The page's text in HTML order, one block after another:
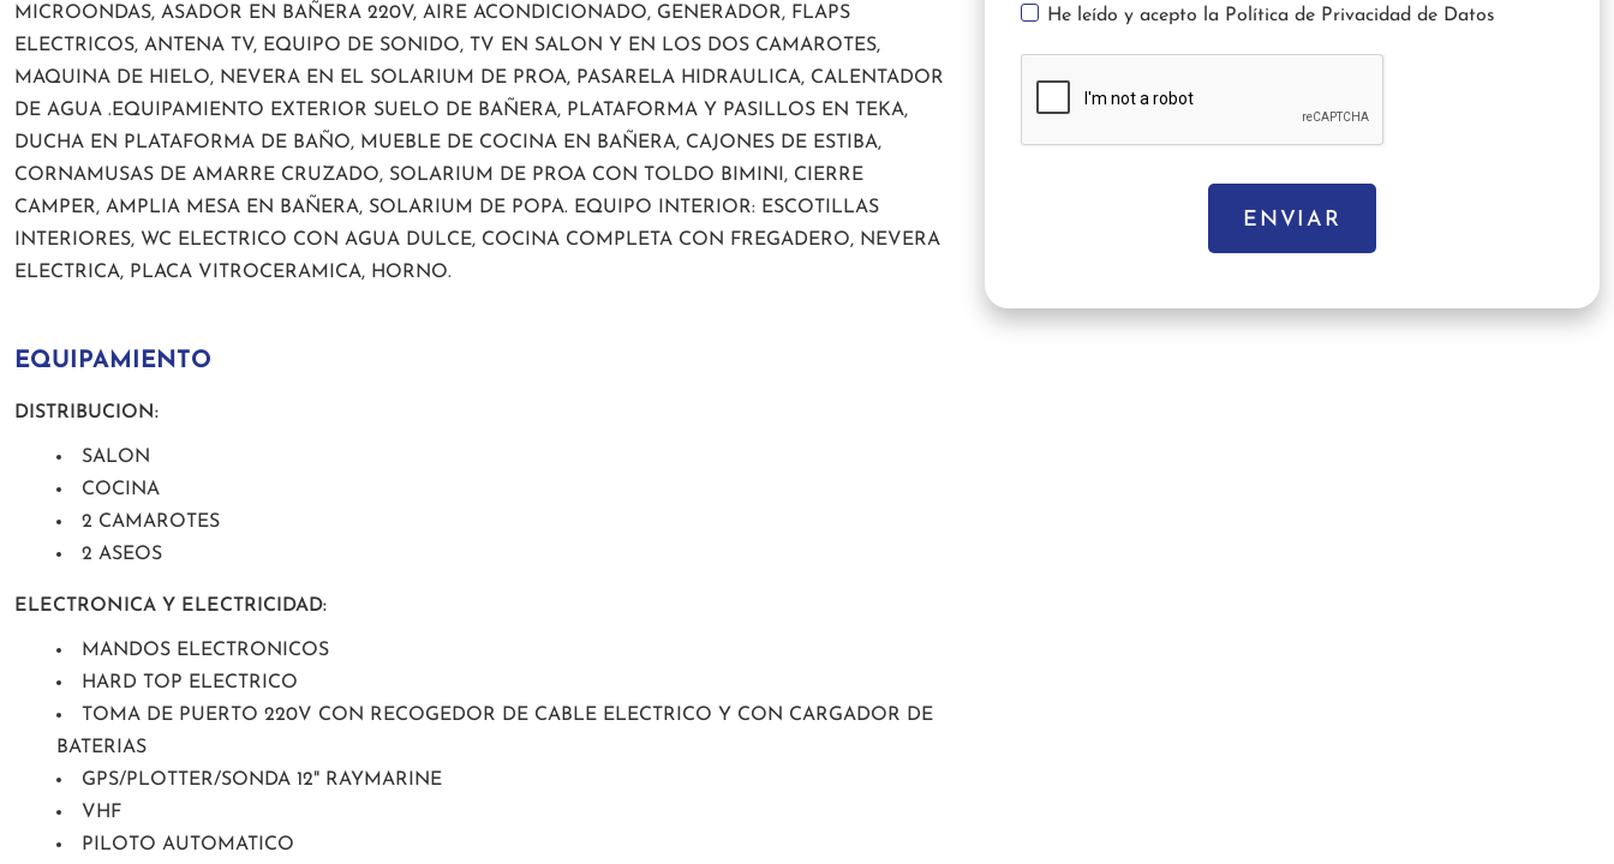
MICROONDAS, ASADOR EN BAÑERA 220V, AIRE ACONDICIONADO, GENERADOR, FLAPS
ELECTRICOS, ANTENA TV, EQUIPO DE SONIDO, TV EN SALON Y EN LOS DOS CAMAROTES,
MAQUINA DE HIELO, NEVERA EN EL SOLARIUM DE PROA, PASARELA HIDRAULICA, CALENTADOR
DE AGUA .EQUIPAMIENTO EXTERIOR SUELO DE BAÑERA, PLATAFORMA Y PASILLOS EN TEKA,
DUCHA EN PLATAFORMA DE BAÑO, MUEBLE DE COCINA EN BAÑERA, CAJONES DE ESTIBA,
CORNAMUSAS DE AMARRE CRUZADO, SOLARIUM DE PROA CON TOLDO BIMINI, CIERRE
CAMPER, AMPLIA MESA EN BAÑERA, SOLARIUM DE POPA. EQUIPO INTERIOR: ESCOTILLAS
INTERIORES, WC ELECTRICO CON AGUA DULCE, COCINA COMPLETA CON FREGADERO, NEVERA
ELECTRICA, PLACA VITROCERAMICA, HORNO.
EQUIPAMIENTO
DISTRIBUCION:
SALON
COCINA
2 CAMAROTES
2 ASEOS
ELECTRONICA Y ELECTRICIDAD:
MANDOS ELECTRONICOS
HARD TOP ELECTRICO
TOMA DE PUERTO 220V CON RECOGEDOR DE CABLE ELECTRICO Y CON CARGADOR DE
BATERIAS
GPS/PLOTTER/SONDA 12" RAYMARINE
VHF
PILOTO AUTOMATICO
He leído y acepto la Política de Privacidad de Datos
ENVIAR